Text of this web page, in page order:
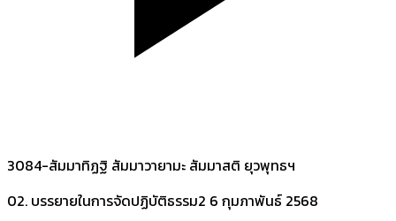
3084-สัมมาทิฏฐิ สัมมาวายามะ สัมมาสติ ยุวพุทธฯ
02. บรรยายในการจัดปฏิบัติธรรม2 6 กุมภาพันธ์ 2568